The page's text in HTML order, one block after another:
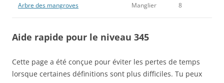
Arbre des mangroves Manglier 8
Aide rapide pour le niveau 345
Cette page a été conçue pour éviter les pertes de temps
lorsque certaines définitions sont plus difficiles. Tu peux